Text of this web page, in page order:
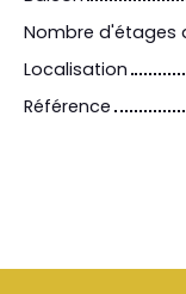
Nombre d'étages
Localisation
Référence